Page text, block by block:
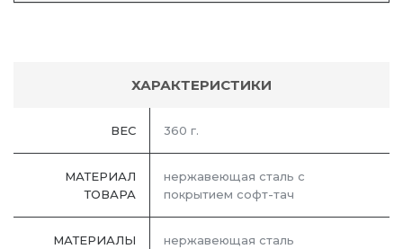
ХАРАКТЕРИСТИКИ
ВЕС 360 г.
МАТЕРИАЛ
ТОВАРА
нержавеющая сталь с
покрытием софт-тач
МАТЕРИАЛЫ
нержавеющая cталь